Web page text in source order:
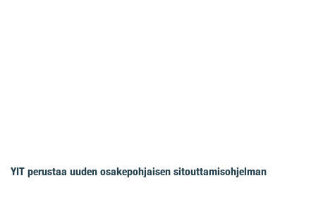
YIT perustaa uuden osakepohjaisen sitouttamisohjelman